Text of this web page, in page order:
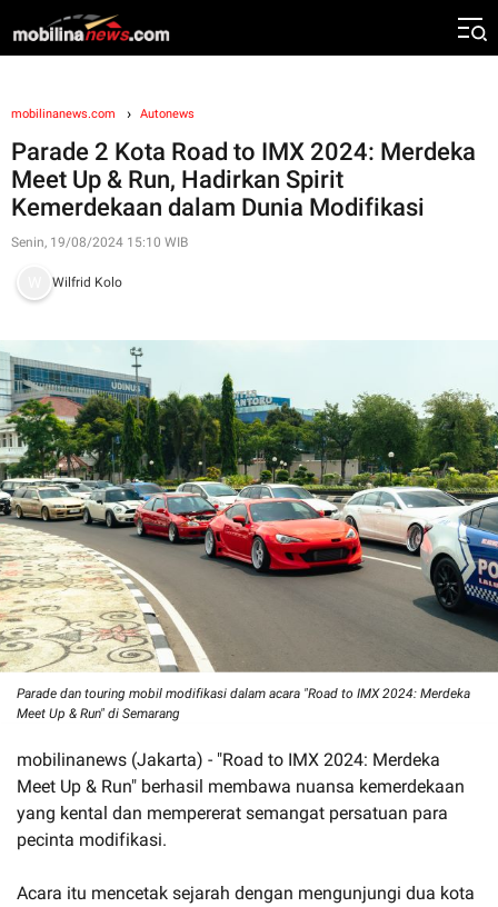
mobilinanews.com Autonews
Parade 2 Kota Road to IMX 2024: Merdeka
Meet Up & Run, Hadirkan Spirit
Kemerdekaan dalam Dunia Modifikasi
Senin, 19/08/2024 15:10 WIB
Wilfrid Kolo
Parade dan touring mobil modifikasi dalam acara "Road to IMX 2024: Merdeka
Meet Up & Run" di Semarang
mobilinanews (Jakarta) - "Road to IMX 2024: Merdeka
Meet Up & Run" berhasil membawa nuansa kemerdekaan
yang kental dan mempererat semangat persatuan para
pecinta modifikasi.
Acara itu mencetak sejarah dengan mengunjungi dua kota